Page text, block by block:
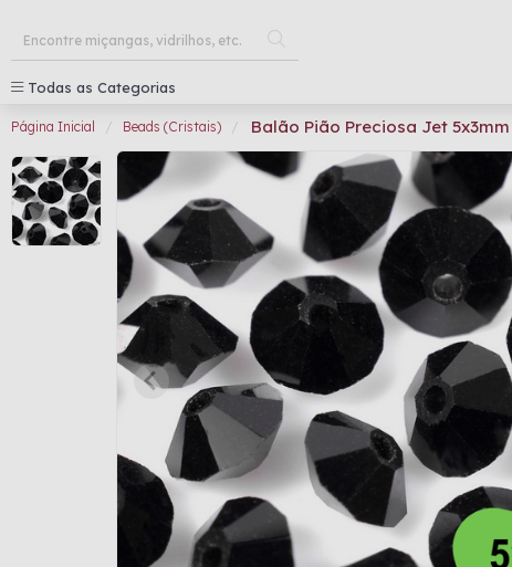
Todas as Categorias
Página Inicial Beads (Cristais) Balão Pião Preciosa Jet 5x3mm